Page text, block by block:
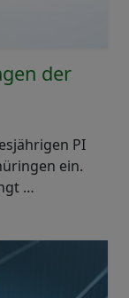
der
PI
ein.
…